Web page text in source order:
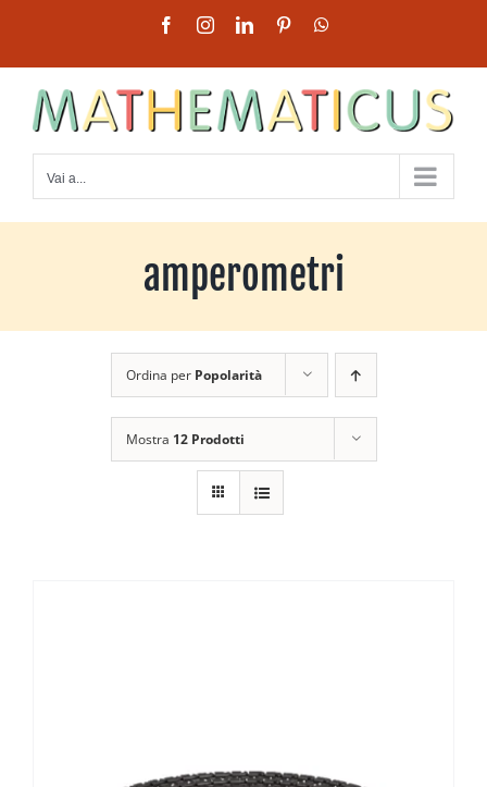
contenuto
FacebookInstagramLinkedInPinterest
Vai a...
amperometri
Ordina per Popolarità
Mostra 12 Prodotti